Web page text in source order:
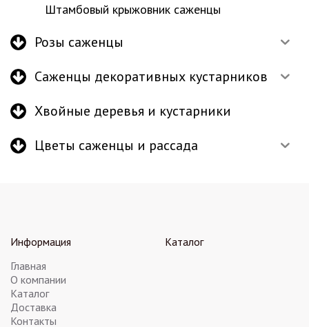
Штамбовый крыжовник саженцы
Розы саженцы
Саженцы декоративных кустарников
Хвойные деревья и кустарники
Цветы саженцы и рассада
Информация
Главная
О компании
Каталог
Доставка
Контакты
Каталог